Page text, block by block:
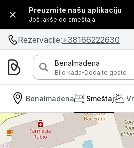
Preuzmite našu aplikaciju
Još lakše do smeštaja.
Rezervacije:+38166222630
Benalmadena
Bilo kada·Dodajte goste
Benalmadena Smeštaj